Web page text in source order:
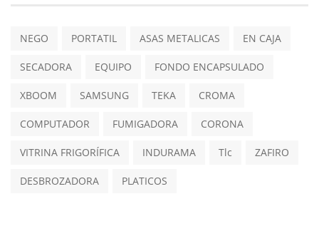
NEGO PORTATIL ASAS METALICAS EN CAJA
SECADORA EQUIPO FONDO ENCAPSULADO
XBOOM SAMSUNG TEKA CROMA
COMPUTADOR FUMIGADORA CORONA
VITRINA FRIGORÍFICA INDURAMA Tlc ZAFIRO
DESBROZADORA PLATICOS